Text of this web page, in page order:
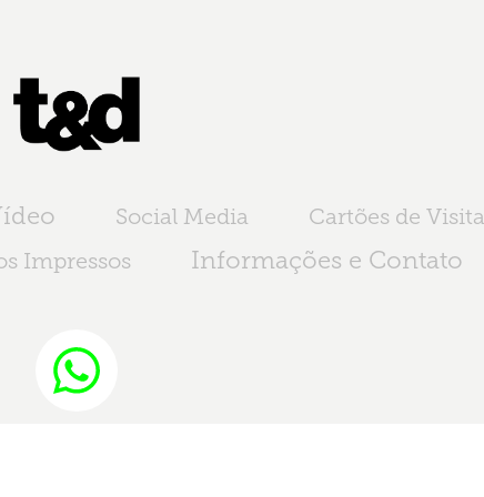
Social Media Cartões de Visita
Impressos Informações e Contato